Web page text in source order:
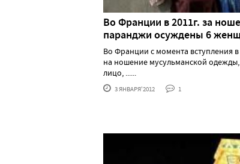
Во Франции в 2011г. за
паранджи осуждены 6
Во Франции с момента вступления в
на ношение мусульманской
лицо, ......
3 ЯНВАРЯ'2012 1